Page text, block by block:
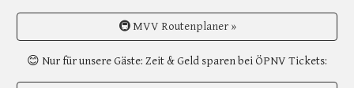
🚇 MVV Routenplaner »
😊 Nur für unsere Gäste: Zeit & Geld sparen bei ÖPNV Tickets: